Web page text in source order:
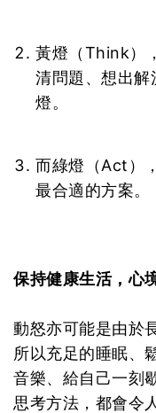
黃燈（Think）
清問題、想出解
燈。
而綠燈（Act）
最合適的方案。
保持健康生活，心
動怒亦可能是由於
所以充足的睡眠、
音樂、給自己一刻
思考方法，都會令